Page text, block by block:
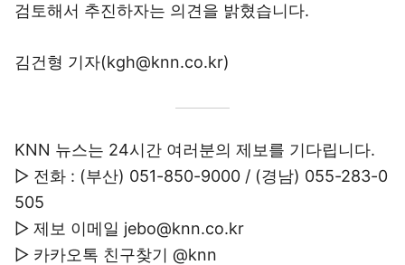
검토해서 추진하자는 의견을 밝혔습니다.
김건형 기자(kgh@knn.co.kr)
KNN 뉴스는 24시간 여러분의 제보를 기다립니다.
▷ 전화 : (부산) 051-850-9000 / (경남) 055-283-0
505
▷ 제보 이메일 jebo@knn.co.kr
▷ 카카오톡 친구찾기 @knn